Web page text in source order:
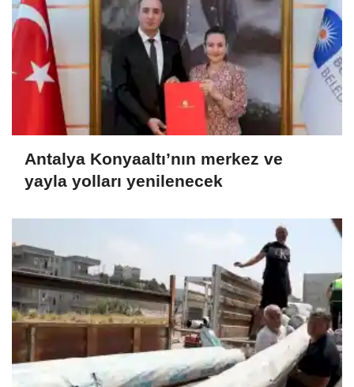
Antalya Konyaaltı’nın merkez ve
yayla yolları yenilenecek